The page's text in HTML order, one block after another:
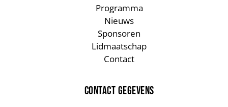
Programma
Nieuws
Sponsoren
Lidmaatschap
Contact
CONTACT GEGEVENS